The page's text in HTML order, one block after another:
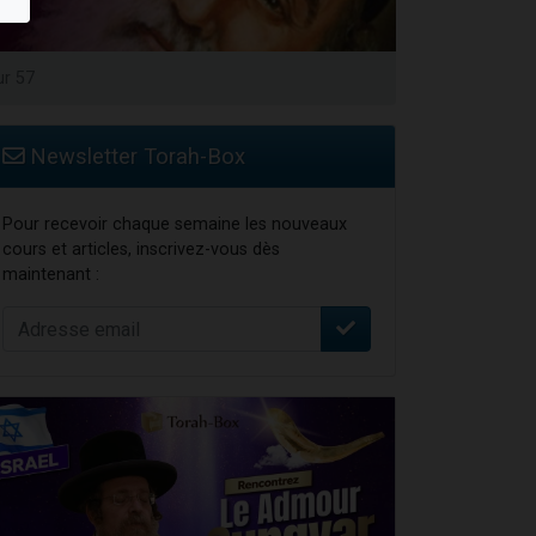
Newsletter Torah-Box
Pour recevoir chaque semaine les nouveaux
cours et articles, inscrivez-vous dès
maintenant :